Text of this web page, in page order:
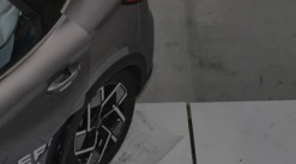
gebruikt door de CloudFlare-service om
te identificeren en alle
op basis van het IP-adres van de
is essentieel voor het ondersteunen van de
website functies en in het bieden van
kwaadaardige bezoekers.